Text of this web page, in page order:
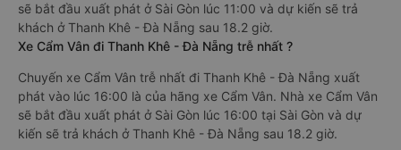
sẽ bắt đầu xuất phát ở Sài Gòn lúc 11:00 và dự kiến sẽ trả
khách ở Thanh Khê - Đà Nẵng sau 18.2 giờ.
Xe Cẩm Vân đi Thanh Khê - Đà Nẵng trễ nhất ?
Chuyến xe Cẩm Vân trễ nhất đi Thanh Khê - Đà Nẵng xuất
phát vào lúc 16:00 là của hãng xe Cẩm Vân. Nhà xe Cẩm Vân
sẽ bắt đầu xuất phát ở Sài Gòn lúc 16:00 tại Sài Gòn và dự
kiến sẽ trả khách ở Thanh Khê - Đà Nẵng sau 18.2 giờ.